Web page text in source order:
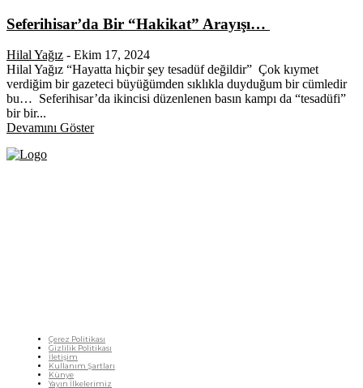
Seferihisar’da Bir “Hakikat” Arayışı…
Hilal Yağız - Ekim 17, 2024
Hilal Yağız “Hayatta hiçbir şey tesadüf değildir” Çok kıymet
verdiğim bir gazeteci büyüğümden sıklıkla duyduğum bir cümledir
bu… Seferihisar’da ikincisi düzenlenen basın kampı da “tesadüfi”
bir bir...
Devamını Göster
Çerez Politikası
Gizlilik Politikası
İletişim
Kullanım Şartları
Künye
Yayın İlkelerimiz